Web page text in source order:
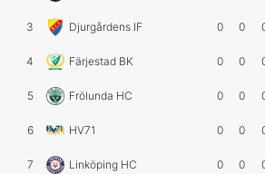
3 Djurgårdens IF 0 0
4 Färjestad BK 0 0
5 Frölunda HC 0 0
6 HV71 0 0
7 Linköping HC 0 0